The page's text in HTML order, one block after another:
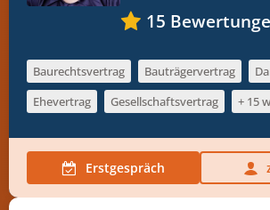
15
Baurechtsvertrag Bauträgervertrag
Ehevertrag
Gesellschaftsvertrag + 15
Erstgespräch